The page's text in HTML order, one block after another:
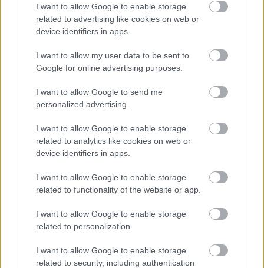
I want to allow Google to enable storage
related to advertising like cookies on web or
device identifiers in apps.
I want to allow my user data to be sent to
Google for online advertising purposes.
I want to allow Google to send me
personalized advertising.
I want to allow Google to enable storage
related to analytics like cookies on web or
device identifiers in apps.
I want to allow Google to enable storage
related to functionality of the website or app.
I want to allow Google to enable storage
related to personalization.
I want to allow Google to enable storage
related to security, including authentication
Δράση Κατά της
Παιδικής Παχυσαρκίας
Αγαπηδάκη: Εθνική
Δράση κατά της